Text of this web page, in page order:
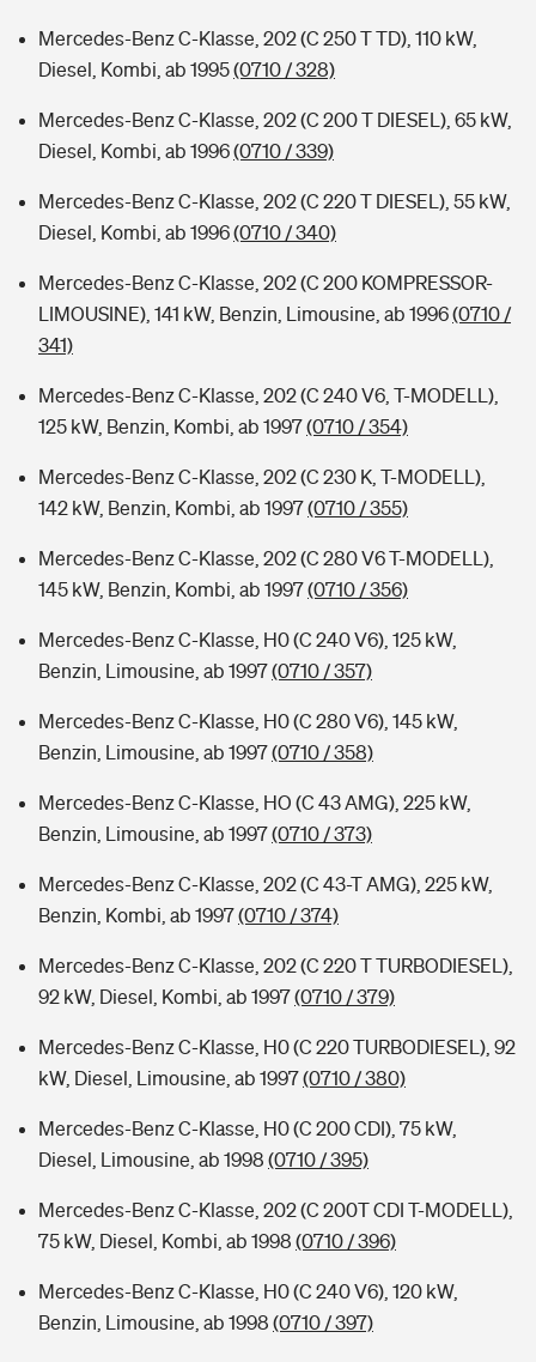
Mercedes-Benz C-Klasse, 202 (C 250 T TD), 110 kW,
Diesel, Kombi, ab 1995(0710 / 328)
Mercedes-Benz C-Klasse, 202 (C 200 T DIESEL), 65 kW,
Diesel, Kombi, ab 1996(0710 / 339)
Mercedes-Benz C-Klasse, 202 (C 220 T DIESEL), 55 kW,
Diesel, Kombi, ab 1996(0710 / 340)
Mercedes-Benz C-Klasse, 202 (C 200 KOMPRESSOR-
LIMOUSINE), 141 kW, Benzin, Limousine, ab 1996(0710 /
341)
Mercedes-Benz C-Klasse, 202 (C 240 V6, T-MODELL),
125 kW, Benzin, Kombi, ab 1997(0710 / 354)
Mercedes-Benz C-Klasse, 202 (C 230 K, T-MODELL),
142 kW, Benzin, Kombi, ab 1997(0710 / 355)
Mercedes-Benz C-Klasse, 202 (C 280 V6 T-MODELL),
145 kW, Benzin, Kombi, ab 1997(0710 / 356)
Mercedes-Benz C-Klasse, H0 (C 240 V6), 125 kW,
Benzin, Limousine, ab 1997(0710 / 357)
Mercedes-Benz C-Klasse, H0 (C 280 V6), 145 kW,
Benzin, Limousine, ab 1997(0710 / 358)
Mercedes-Benz C-Klasse, HO (C 43 AMG), 225 kW,
Benzin, Limousine, ab 1997(0710 / 373)
Mercedes-Benz C-Klasse, 202 (C 43-T AMG), 225 kW,
Benzin, Kombi, ab 1997(0710 / 374)
Mercedes-Benz C-Klasse, 202 (C 220 T TURBODIESEL),
92 kW, Diesel, Kombi, ab 1997(0710 / 379)
Mercedes-Benz C-Klasse, H0 (C 220 TURBODIESEL), 92
kW, Diesel, Limousine, ab 1997(0710 / 380)
Mercedes-Benz C-Klasse, H0 (C 200 CDI), 75 kW,
Diesel, Limousine, ab 1998 (0710 / 395)
Mercedes-Benz C-Klasse, 202 (C 200T CDI T-MODELL),
75 kW, Diesel, Kombi, ab 1998 (0710 / 396)
Mercedes-Benz C-Klasse, H0 (C 240 V6), 120 kW,
Benzin, Limousine, ab 1998 (0710 / 397)